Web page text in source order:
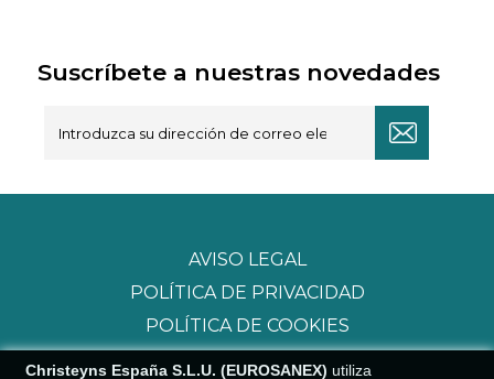
Suscríbete a nuestras novedades
Christeyns España S.L.U. (EUROSANEX) utiliza
AVISO LEGAL
POLÍTICA DE PRIVACIDAD
POLÍTICA DE COOKIES